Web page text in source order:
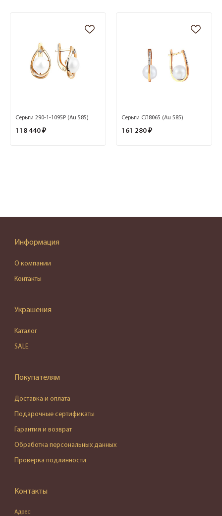
Серьги 290-1-1095Р (Au 585)
118 440 ₽
Серьги СЛ8065 (Au 585)
161 280 ₽
Информация
О компании
Контакты
Украшения
Каталог
SALE
Покупателям
Доставка и оплата
Подарочные сертификаты
Гарантия и возврат
Обработка персональных данных
Проверка подлинности
Контакты
Адрес: